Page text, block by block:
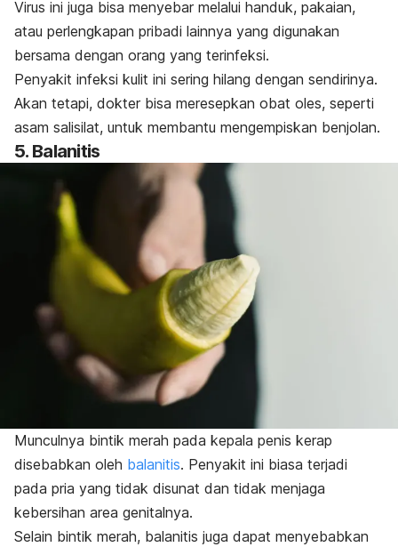
Virus ini juga bisa menyebar melalui handuk, pakaian,
atau perlengkapan pribadi lainnya yang digunakan
bersama dengan orang yang terinfeksi.
Penyakit infeksi kulit ini sering hilang dengan sendirinya.
Akan tetapi, dokter bisa meresepkan obat oles, seperti
asam salisilat, untuk membantu mengempiskan benjolan.
5. Balanitis
Munculnya bintik merah pada kepala penis kerap
disebabkan oleh balanitis. Penyakit ini biasa terjadi
pada pria yang tidak disunat dan tidak menjaga
kebersihan area genitalnya.
Selain bintik merah, balanitis juga dapat menyebabkan